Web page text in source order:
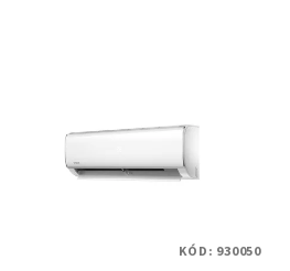
KÓD: 930050